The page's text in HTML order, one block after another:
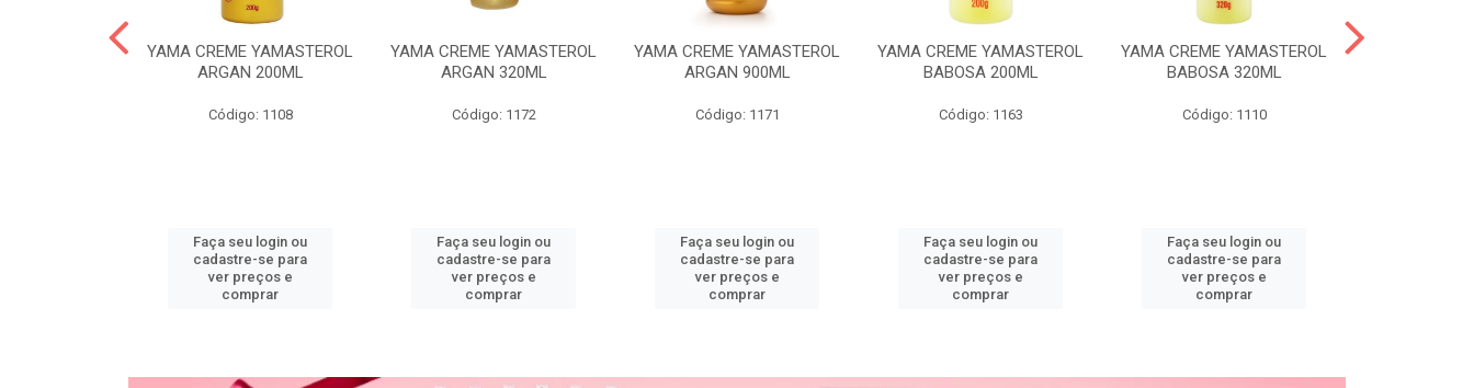
YAMA CREME YAMASTEROL
ARGAN 200ML
Código: 1108
Faça seu login ou
cadastre-se para
ver preços e
comprar
YAMA CREME YAMASTEROL
ARGAN 320ML
Código: 1172
Faça seu login ou
cadastre-se para
ver preços e
comprar
YAMA CREME YAMASTEROL
ARGAN 900ML
Código: 1171
Faça seu login ou
cadastre-se para
ver preços e
comprar
YAMA CREME YAMASTEROL
BABOSA 200ML
Código: 1163
Faça seu login ou
cadastre-se para
ver preços e
comprar
YAMA CREME YAMASTEROL
BABOSA 320ML
Código: 1110
Faça seu login ou
cadastre-se para
ver preços e
comprar